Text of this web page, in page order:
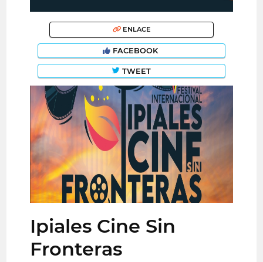
ENLACE
FACEBOOK
TWEET
Ipiales Cine Sin
Fronteras